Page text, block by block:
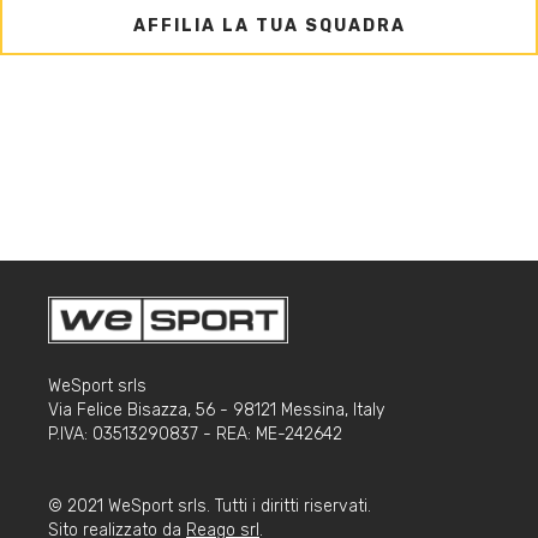
AFFILIA LA TUA SQUADRA
WeSport srls
Via Felice Bisazza, 56 - 98121 Messina, Italy
P.IVA: 03513290837 - REA: ME-242642
© 2021 WeSport srls. Tutti i diritti riservati.
Sito realizzato da Reago srl .